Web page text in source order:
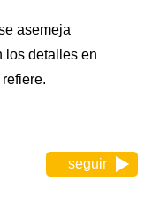
asemeja
los detalles en
seguir